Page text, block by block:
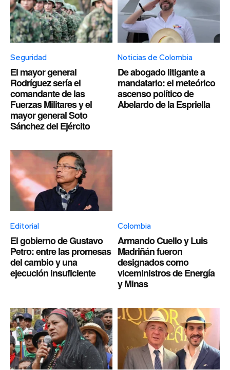
Seguridad
El mayor general
Rodríguez sería el
comandante de las
Fuerzas Militares y el
mayor general Soto
Sánchez del Ejército
Noticias de Colombia
De abogado litigante a
mandatario: el meteórico
ascenso político de
Abelardo de la Espriella
Editorial
El gobierno de Gustavo
Petro: entre las promesas
del cambio y una
ejecución insuficiente
Colombia
Armando Cuello y Luis
Madriñán fueron
designados como
viceministros de Energía
y Minas